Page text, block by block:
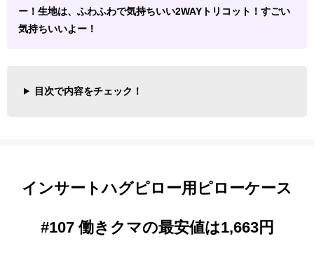
ー！生地は、ふわふわで気持ちいい2WAYトリコット！すごい
気持ちいいよー！
目次で内容をチェック！
インサートハグピロー用ピローケース
#107 働きクマの最安値は1,663円